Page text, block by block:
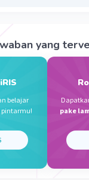
·0.0(0) Balas
yang
belajar
pintarmu!
pake